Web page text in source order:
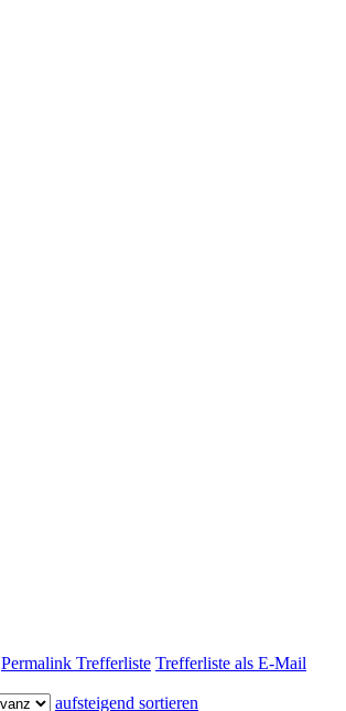
Permalink Trefferliste Trefferliste als E-Mail
aufsteigend sortieren